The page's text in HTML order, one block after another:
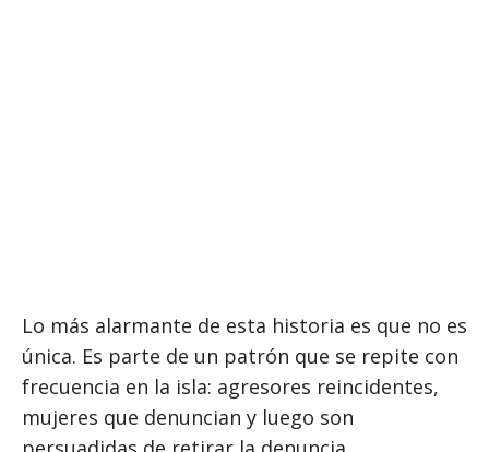
Lo más alarmante de esta historia es que no es
única. Es parte de un patrón que se repite con
frecuencia en la isla: agresores reincidentes,
mujeres que denuncian y luego son